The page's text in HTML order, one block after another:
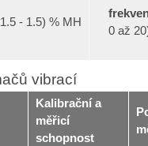
- 1.5) % MH
0 až
vibrací
Kalibrační a
měřicí
schopnost